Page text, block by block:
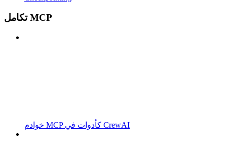
تكامل MCP
خوادم MCP كأدوات في CrewAI